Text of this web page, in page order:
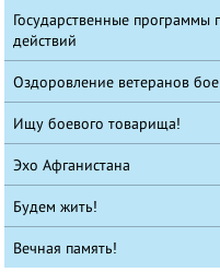
Государственные
действий
Оздоровление ветеранов
Ищу боевого товарища!
Эхо Афганистана
Будем жить!
Вечная память!